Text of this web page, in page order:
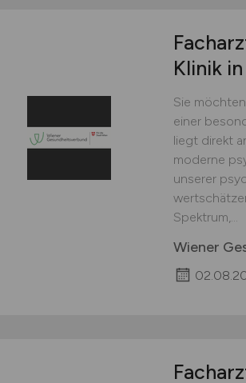
Klinik
Sie
einer
liegt direkt
moderne
unserer
Spektrum,...
Wiener